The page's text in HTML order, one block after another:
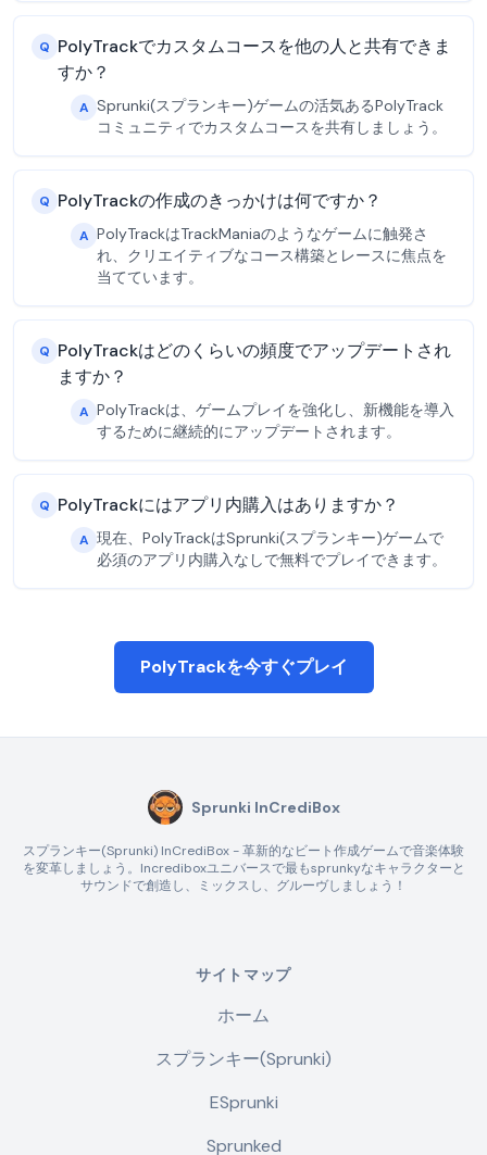
Q PolyTrackでカスタムコースを他の人と共有できま
すか？
A Sprunki(スプランキー)ゲームの活気あるPolyTrack
コミュニティでカスタムコースを共有しましょう。
Q PolyTrackの作成のきっかけは何ですか？
A PolyTrackはTrackManiaのようなゲームに触発さ
れ、クリエイティブなコース構築とレースに焦点を
当てています。
Q PolyTrackはどのくらいの頻度でアップデートされ
ますか？
A PolyTrackは、ゲームプレイを強化し、新機能を導入
するために継続的にアップデートされます。
Q PolyTrackにはアプリ内購入はありますか？
A 現在、PolyTrackはSprunki(スプランキー)ゲームで
必須のアプリ内購入なしで無料でプレイできます。
PolyTrackを今すぐプレイ
Sprunki InCrediBox
スプランキー(Sprunki) InCrediBox - 革新的なビート作成ゲームで音楽体験
を変革しましょう。Incrediboxユニバースで最もsprunkyなキャラクターと
サウンドで創造し、ミックスし、グルーヴしましょう！
サイトマップ
ホーム
スプランキー(Sprunki)
ESprunki
Sprunked